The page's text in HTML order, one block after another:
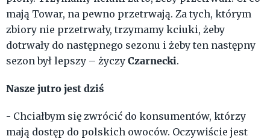
mają Towar, na pewno przetrwają. Za tych, którym
zbiory nie przetrwały, trzymamy kciuki, żeby
dotrwały do następnego sezonu i żeby ten następny
sezon był lepszy – życzy Czarnecki.
Nasze jutro jest dziś
- Chciałbym się zwrócić do konsumentów, którzy
mają dostęp do polskich owoców. Oczywiście jest